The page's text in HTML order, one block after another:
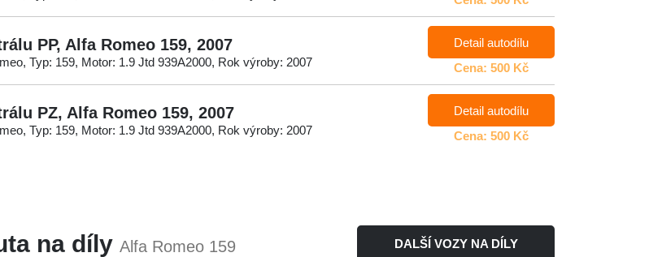
PP, Alfa Romeo 159, 2007
Typ: 159, Motor: 1.9 Jtd 939A2000, Rok výroby: 2007
Detail autodílu
Cena: 500 Kč
PZ, Alfa Romeo 159, 2007
Typ: 159, Motor: 1.9 Jtd 939A2000, Rok výroby: 2007
Detail autodílu
Cena: 500 Kč
na díly Alfa Romeo 159 DALŠÍ VOZY NA DÍLY